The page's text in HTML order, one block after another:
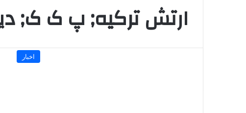
ارتش ترکیه; پ ک ک;
اخبار